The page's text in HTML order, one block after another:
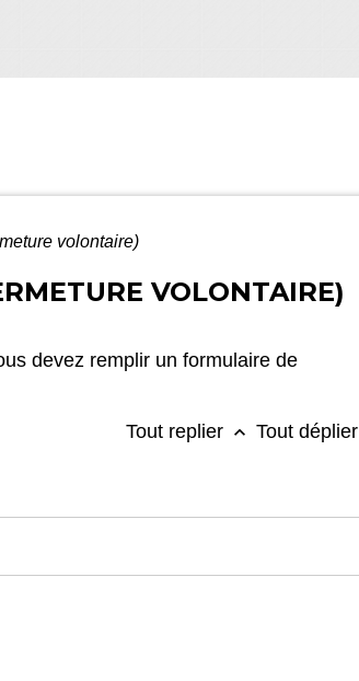
volontaire)
VOLONTAIRE)
devez remplir un formulaire de
Tout replier keyboard_arrow_up Tout déplier